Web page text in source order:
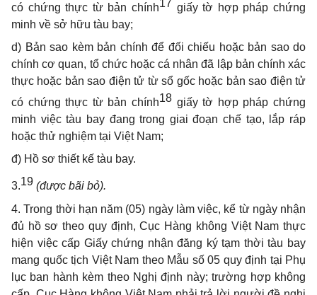
có chứng thực từ bản chính17 giấy tờ hợp pháp chứng
minh về sở hữu tàu bay;
d) Bản sao kèm bản chính để đối chiếu hoặc bản sao do
chính cơ quan, tổ chức hoặc cá nhân đã lập bản chính xác
thực hoặc bản sao điện tử từ sổ gốc hoặc bản sao điện tử
có chứng thực từ bản chính18 giấy tờ hợp pháp chứng
minh việc tàu bay đang trong giai đoạn chế tạo, lắp ráp
hoặc thử nghiệm tại Việt Nam;
đ) Hồ sơ thiết kế tàu bay.
3.19 (được bãi bỏ).
4. Trong thời hạn năm (05) ngày làm việc, kể từ ngày nhận
đủ hồ sơ theo quy định, Cục Hàng không Việt Nam thực
hiện việc cấp Giấy chứng nhận đăng ký tạm thời tàu bay
mang quốc tịch Việt Nam theo Mẫu số 05 quy định tại Phụ
lục ban hành kèm theo Nghị định này; trường hợp không